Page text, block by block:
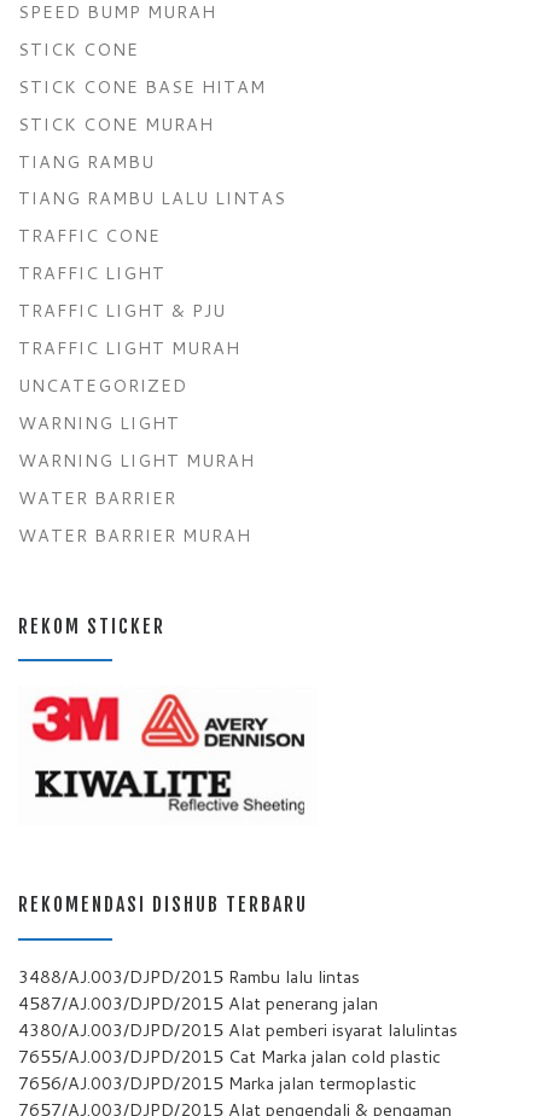
SPEED BUMP MURAH
STICK CONE
STICK CONE BASE HITAM
STICK CONE MURAH
TIANG RAMBU
TIANG RAMBU LALU LINTAS
TRAFFIC CONE
TRAFFIC LIGHT
TRAFFIC LIGHT & PJU
TRAFFIC LIGHT MURAH
UNCATEGORIZED
WARNING LIGHT
WARNING LIGHT MURAH
WATER BARRIER
WATER BARRIER MURAH
REKOM STICKER
REKOMENDASI DISHUB TERBARU
3488/AJ.003/DJPD/2015 Rambu lalu lintas
4587/AJ.003/DJPD/2015 Alat penerang jalan
4380/AJ.003/DJPD/2015 Alat pemberi isyarat lalulintas
7655/AJ.003/DJPD/2015 Cat Marka jalan cold plastic
7656/AJ.003/DJPD/2015 Marka jalan termoplastic
7657/AJ.003/DJPD/2015 Alat pengendali & pengaman